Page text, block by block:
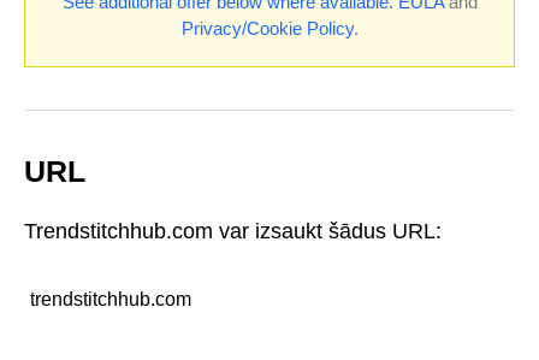
Privacy/Cookie Policy.
URL
Trendstitchhub.com var izsaukt šādus URL:
trendstitchhub.com